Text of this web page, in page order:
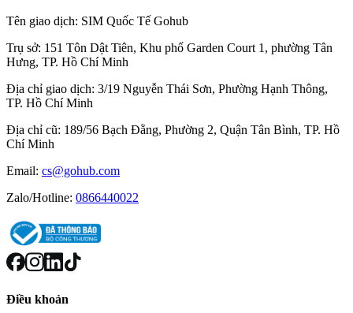
Tên giao dịch: SIM Quốc Tế Gohub
Trụ sở: 151 Tôn Dật Tiên, Khu phố Garden Court 1, phường Tân
Hưng, TP. Hồ Chí Minh
Địa chỉ giao dịch: 3/19 Nguyễn Thái Sơn, Phường Hạnh Thông,
TP. Hồ Chí Minh
Địa chỉ cũ: 189/56 Bạch Đằng, Phường 2, Quận Tân Bình, TP. Hồ
Chí Minh
Email: cs@gohub.com
Zalo/Hotline: 0866440022
Điều khoản